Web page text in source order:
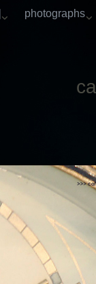
photographs